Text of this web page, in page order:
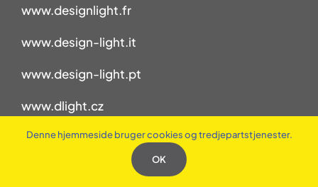
www.designlight.fr
www.design-light.it
www.design-light.pt
www.dlight.cz
www.design-light.se
Denne hjemmeside bruger cookies og tredjepartstjenester.
OK